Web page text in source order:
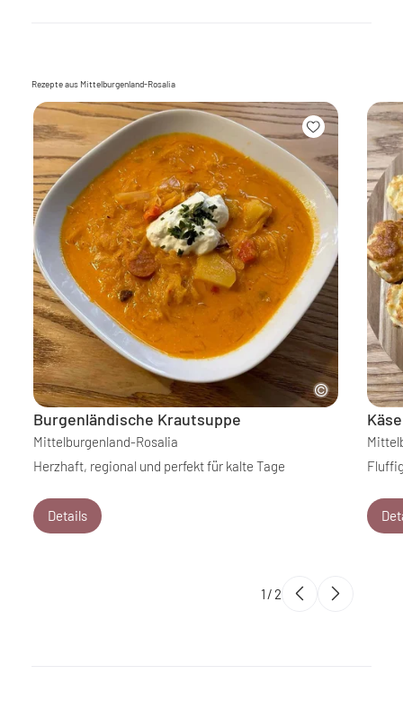
Rezepte aus Mittelburgenland-Rosalia
Burgenländische Krautsuppe
Mittelburgenland-Rosalia
Herzhaft, regional und perfekt für kalte Tage
Details
1 / 2